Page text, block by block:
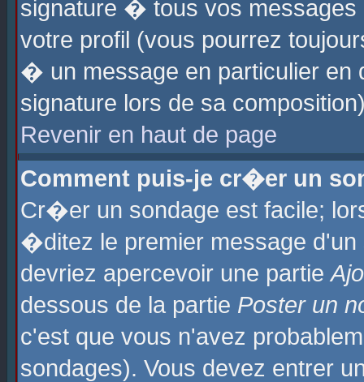
signature � tous vos
votre profil (vous pourrez
� un message en particulier
signature lors de sa
Revenir en haut de page
Comment puis-je cr�er un
Cr�er un sondage est facile;
�ditez le premier message
devriez apercevoir une partie
dessous de la partie Poster un
c'est que vous n'avez
sondages). Vous devez entrer